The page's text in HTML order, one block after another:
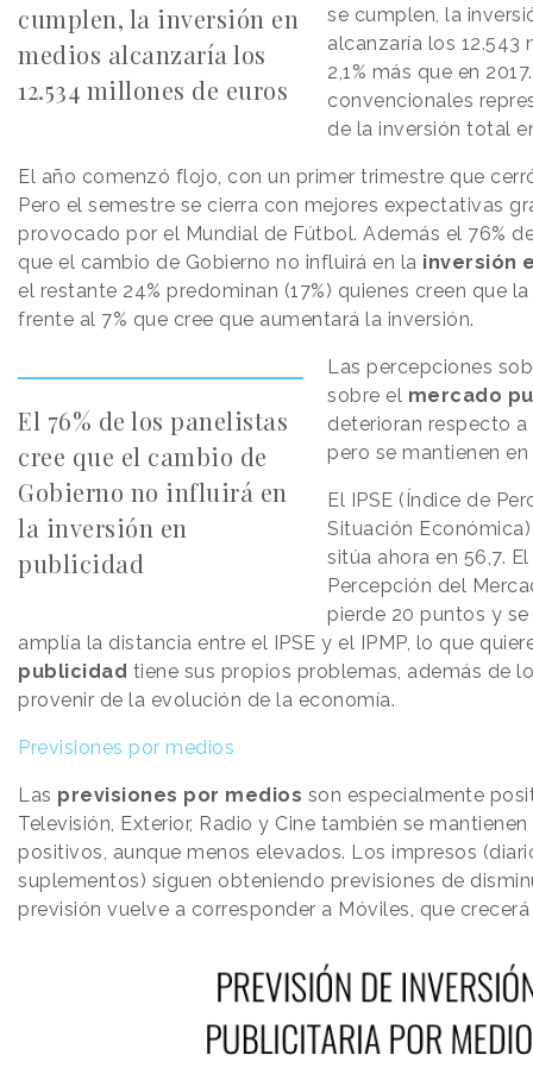
cumplen, la inversión en
medios alcanzaría los
12.534 millones de euros
se cumplen, la
alcanzaría los 12.543
2,1% más que en
convencionales
de la inversión total
El año comenzó flojo, con un primer trimestre que
Pero el semestre se cierra con mejores expectativas
provocado por el Mundial de Fútbol. Además el 76%
que el cambio de Gobierno no influirá en la inversión
el restante 24% predominan (17%) quienes creen que
frente al 7% que cree que aumentará la inversión.
El 76% de los panelistas
cree que el cambio de
Gobierno no influirá en
la inversión en
publicidad
Las percepciones
sobre el mercado
deterioran respecto a
pero se mantienen
El IPSE (Índice de
Situación
sitúa ahora en 56,7.
Percepción del
pierde 20 puntos y
amplía la distancia entre el IPSE y el IPMP, lo que
publicidad tiene sus propios problemas, además de
provenir de la evolución de la economía.
Previsiones por medios
Las previsiones por medios son especialmente
Televisión, Exterior, Radio y Cine también se
positivos, aunque menos elevados. Los impresos
suplementos) siguen obteniendo previsiones de
previsión vuelve a corresponder a Móviles, que crecerá